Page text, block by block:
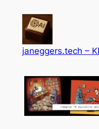
springen
janeggers.tech –